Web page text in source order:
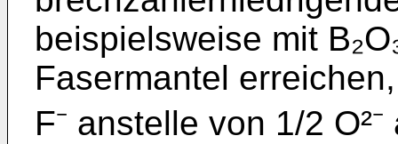
beispielsweise mit
Fasermantel
F⁻ anstelle von 1/2